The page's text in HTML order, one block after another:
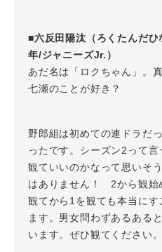
■六反田陽汰（ろくたんだ
年/ジャニーズJr.）
あだ名は「ロクちゃん」。
七瀬のことが好き？
野郎組は初めての連ドラだ
ったです。シーズン2って
観ていいのかなって思いそ
はありません！ 2から観始
観てから1を観ても本当に
ます。男女問わずあるある
います。ぜひ観てください。